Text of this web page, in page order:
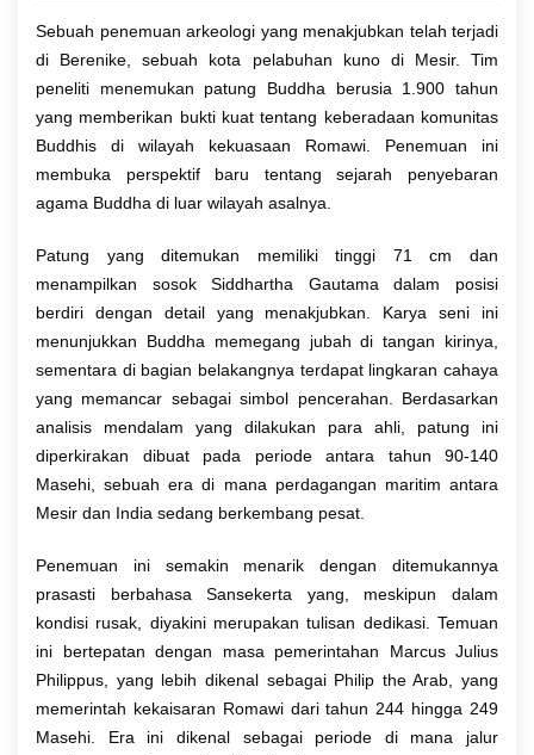
Sebuah penemuan arkeologi yang menakjubkan telah terjadi
di Berenike, sebuah kota pelabuhan kuno di Mesir. Tim
peneliti menemukan patung Buddha berusia 1.900 tahun
yang memberikan bukti kuat tentang keberadaan komunitas
Buddhis di wilayah kekuasaan Romawi. Penemuan ini
membuka perspektif baru tentang sejarah penyebaran
agama Buddha di luar wilayah asalnya.
Patung yang ditemukan memiliki tinggi 71 cm dan
menampilkan sosok Siddhartha Gautama dalam posisi
berdiri dengan detail yang menakjubkan. Karya seni ini
menunjukkan Buddha memegang jubah di tangan kirinya,
sementara di bagian belakangnya terdapat lingkaran cahaya
yang memancar sebagai simbol pencerahan. Berdasarkan
analisis mendalam yang dilakukan para ahli, patung ini
diperkirakan dibuat pada periode antara tahun 90-140
Masehi, sebuah era di mana perdagangan maritim antara
Mesir dan India sedang berkembang pesat.
Penemuan ini semakin menarik dengan ditemukannya
prasasti berbahasa Sansekerta yang, meskipun dalam
kondisi rusak, diyakini merupakan tulisan dedikasi. Temuan
ini bertepatan dengan masa pemerintahan Marcus Julius
Philippus, yang lebih dikenal sebagai Philip the Arab, yang
memerintah kekaisaran Romawi dari tahun 244 hingga 249
Masehi. Era ini dikenal sebagai periode di mana jalur